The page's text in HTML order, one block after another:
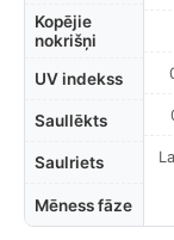
Kopējie
nokrišņi
UV indekss
Saullēkts
Saulriets
Mēness fāze